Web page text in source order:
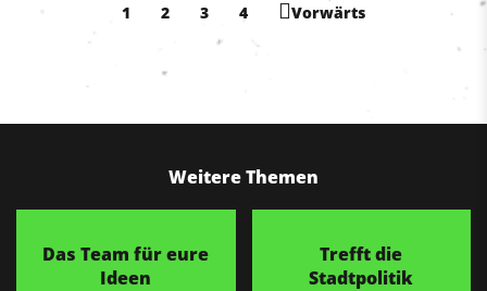
1 2 3 4 Vorwärts
Weitere Themen
Das Team für eure
Ideen
Trefft die
Stadtpolitik